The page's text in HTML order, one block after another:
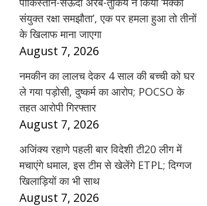
संयुक्त रक्षा समझौता’, एक पर हमला हुआ तो तीनों
के खिलाफ माना जाएगा
August 7, 2026
नमकीन का लालच देकर 4 साल की बच्ची को घर
ले गया पड़ोसी, दुष्कर्म का आरोप; POCSO के
तहत आरोपी गिरफ्तार
August 7, 2026
अजिंक्य रहाणे पहली बार विदेशी टी20 लीग में
मचाएंगे धमाल, इस टीम से खेलेंगे ETPL; दिग्गज
खिलाड़ियों का भी साथ
August 7, 2026